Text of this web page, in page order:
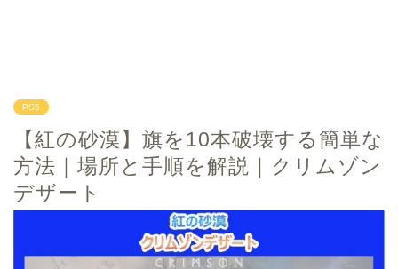
PS5
【紅の砂漠】旗を10本破壊する簡単な
方法｜場所と手順を解説｜クリムゾン
デザート